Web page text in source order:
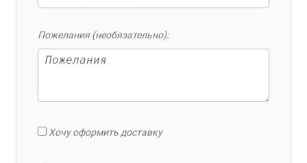
Пожелания (необязательно):
Хочу оформить доставку